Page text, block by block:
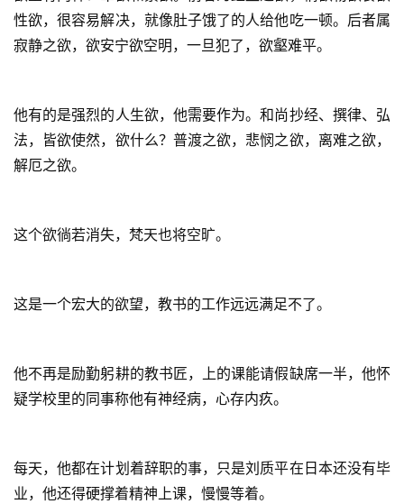
性欲，很容易解决，就像肚子饿了的人给他吃一顿。后者属
寂静之欲，欲安宁欲空明，一旦犯了，欲壑难平。
他有的是强烈的人生欲，他需要作为。和尚抄经、撰律、弘
法，皆欲使然，欲什么？普渡之欲，悲悯之欲，离难之欲，
解厄之欲。
这个欲徜若消失，梵天也将空旷。
这是一个宏大的欲望，教书的工作远远满足不了。
他不再是励勤躬耕的教书匠，上的课能请假缺席一半，他怀
疑学校里的同事称他有神经病，心存内疚。
每天，他都在计划着辞职的事，只是刘质平在日本还没有毕
业，他还得硬撑着精神上课，慢慢等着。